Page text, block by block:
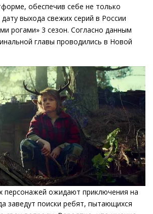
обеспечив себе не только
выхода свежих серий в России
рогами» 3 сезон. Согласно данным
главы проводились в Новой
персонажей ожидают приключения на
заведут поиски ребят, пытающихся